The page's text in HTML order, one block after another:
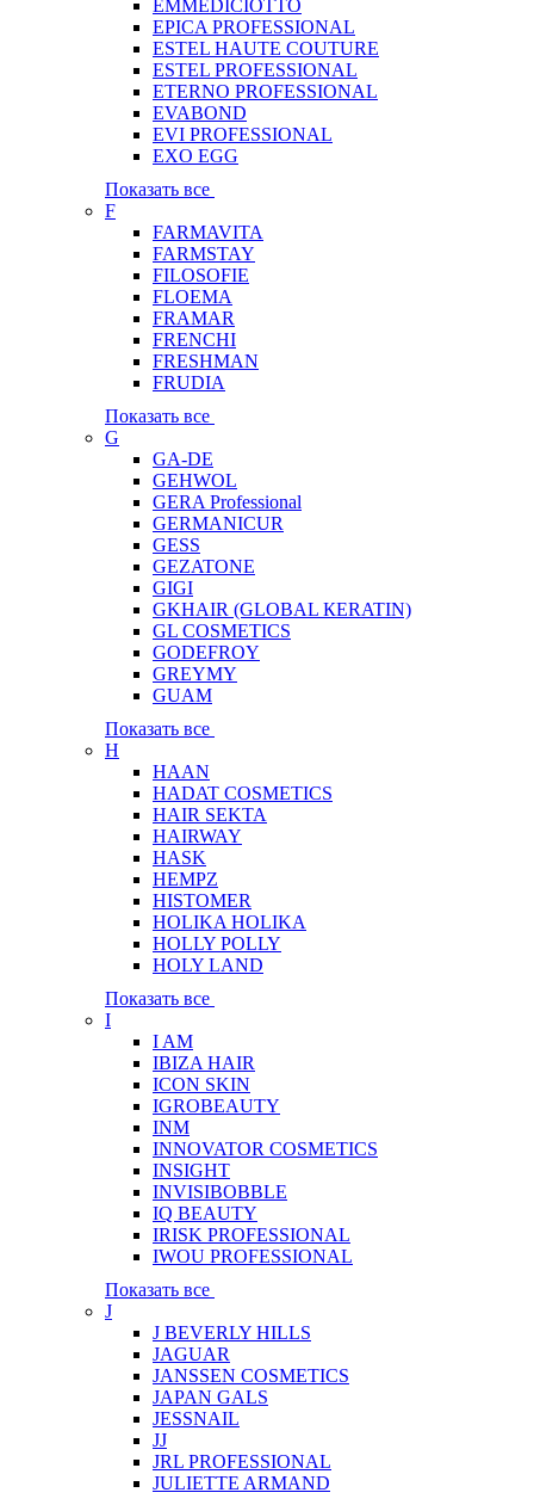
EMMEDICIOTTO
EPICA PROFESSIONAL
ESTEL HAUTE COUTURE
ESTEL PROFESSIONAL
ETERNO PROFESSIONAL
EVABOND
EVI PROFESSIONAL
EXO EGG
Показать все
F
FARMAVITA
FARMSTAY
FILOSOFIE
FLOEMA
FRAMAR
FRENCHI
FRESHMAN
FRUDIA
Показать все
G
GA-DE
GEHWOL
GERA Professional
GERMANICUR
GESS
GEZATONE
GIGI
GKHAIR (GLOBAL КЕRATIN)
GL COSMETICS
GODEFROY
GREYMY
GUAM
Показать все
H
HAAN
HADAT COSMETICS
HAIR SEKTA
HAIRWAY
HASK
HEMPZ
HISTOMER
HOLIKA HOLIKA
HOLLY POLLY
HOLY LAND
Показать все
I
I AM
IBIZA HAIR
ICON SKIN
IGROBEAUTY
INM
INNOVATOR COSMETICS
INSIGHT
INVISIBOBBLE
IQ BEAUTY
IRISK PROFESSIONAL
IWOU PROFESSIONAL
Показать все
J
J BEVERLY HILLS
JAGUAR
JANSSEN COSMETICS
JAPAN GALS
JESSNAIL
JJ
JRL PROFESSIONAL
JULIETTE ARMAND